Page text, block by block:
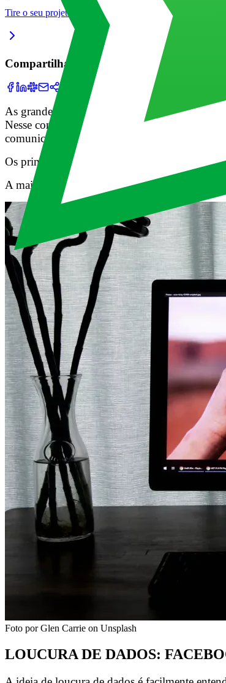
Tire o seu projeto do papel
Compartilhar
As grandes empresas de tecnologia estão
Nesse contexto, várias saíram na frente de
comunicação. E, agora,
Os primeiros passos para isso já estão
A maior rede social do mundo, por exemplo,
Foto por Glen Carrie on Unsplash
LOUCURA DE DADOS: